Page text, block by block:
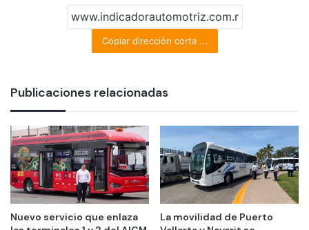
Copiar dirección corta ...
Publicaciones relacionadas
Nuevo servicio que enlaza
La movilidad de Puerto